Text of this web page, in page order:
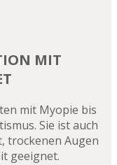
MIT
mit Myopie bis
Sie ist auch
trockenen Augen
geeignet.